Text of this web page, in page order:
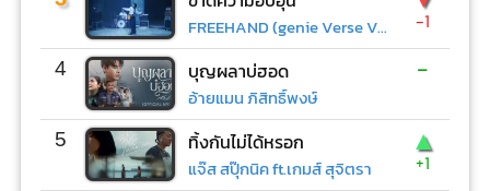
FREEHAND (genie Verse Vol.1) -1
4 บุญผลาบ่ฮอด
อ้ายแมน ภิสิทธิ์พงษ์
-
5 ทิ้งกันไม่ได้หรอก
แจ๊ส สปุ๊กนิค ft.เกมส์ สุจิตรา
▲
+1